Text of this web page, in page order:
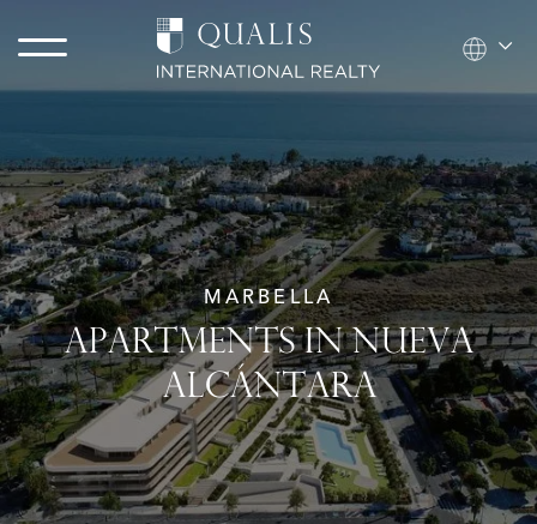
MARBELLA
APARTMENTS IN NUEVA
ALCÁNTARA